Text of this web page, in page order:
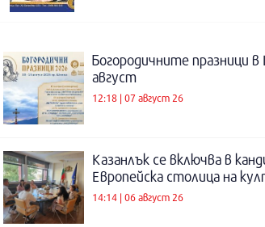
Богородичните празници
август
12:18 | 07 август 26
Казанлък се включва в
Европейска столица на
14:14 | 06 август 26